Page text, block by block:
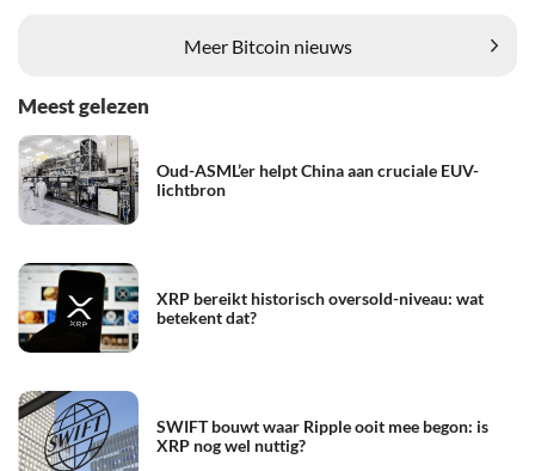
Meer Bitcoin nieuws
Meest gelezen
Oud-ASML’er helpt China aan cruciale EUV-
lichtbron
XRP bereikt historisch oversold-niveau: wat
betekent dat?
SWIFT bouwt waar Ripple ooit mee begon: is
XRP nog wel nuttig?